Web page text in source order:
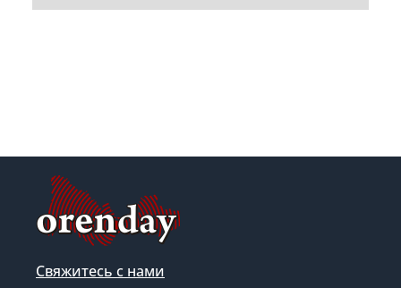
Свяжитесь с нами